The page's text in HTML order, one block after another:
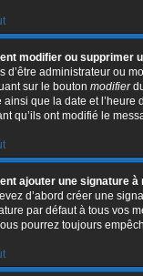
modifier ou supprimer
d’être administrateur ou
sur le bouton modifier
ainsi que la date et
qu’ils ont modifié le
ajouter une signature à
d’abord créer une
par défaut à tous vos
pourrez toujours